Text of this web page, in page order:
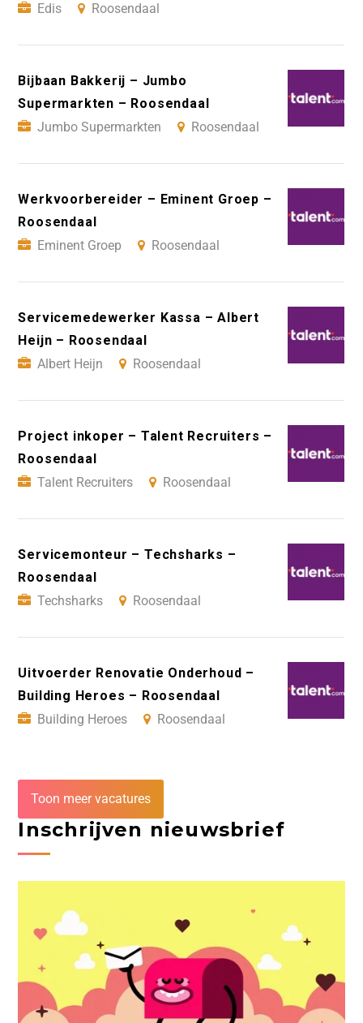
Edis
Roosendaal
Bijbaan Bakkerij – Jumbo
Supermarkten – Roosendaal
Jumbo Supermarkten
Roosendaal
Werkvoorbereider – Eminent Groep –
Roosendaal
Eminent Groep
Roosendaal
Servicemedewerker Kassa – Albert
Heijn – Roosendaal
Albert Heijn
Roosendaal
Project inkoper – Talent Recruiters –
Roosendaal
Talent Recruiters
Roosendaal
Servicemonteur – Techsharks –
Roosendaal
Techsharks
Roosendaal
Uitvoerder Renovatie Onderhoud –
Building Heroes – Roosendaal
Building Heroes
Roosendaal
Toon meer vacatures
Inschrijven nieuwsbrief